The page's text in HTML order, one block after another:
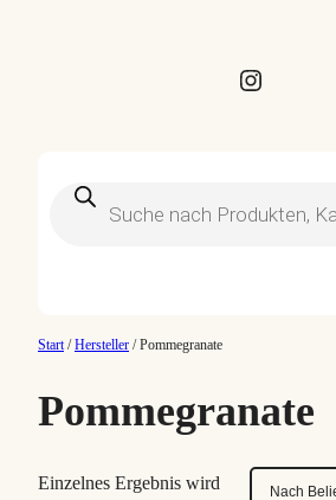
Instagram
Products
search
Start/Hersteller / Pommegranate
Pommegranate
Einzelnes Ergebnis wird